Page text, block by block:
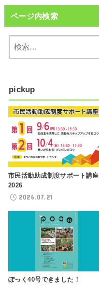
ページ内検索
pickup
市民活動助成制度サポート講座
2026
2026.07.21
ぽっく40号できました！